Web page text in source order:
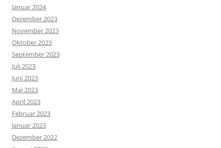
Januar 2024
Dezember 2023
November 2023
Oktober 2023
September 2023
Juli 2023
Juni 2023
Mai 2023
April 2023
Februar 2023
Januar 2023
Dezember 2022